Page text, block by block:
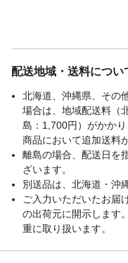
配送地域・送料につい
北海道、沖縄県、その
場合は、地域配送料（
島：1,700円）がかか
商品において追加送料
離島の場合、配送日を
ざいます。
別送品は、北海道・沖
ご入力いただいたお届
の出荷元に開示します
重に取り扱います。